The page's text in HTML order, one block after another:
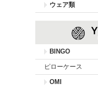
ウェア類
BINGO
ピローケース
OMI